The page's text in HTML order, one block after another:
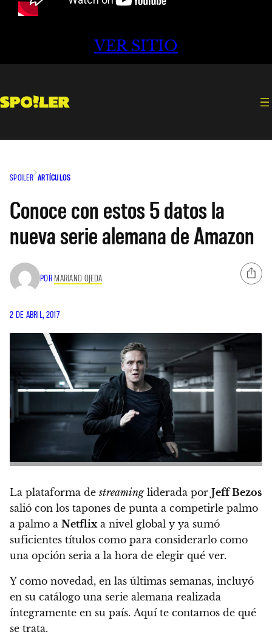
VER SITIO
SPOILER ARTÍCULOS
Conoce con estos 5 datos la
nueva serie alemana de Amazon
POR MARIANO OJEDA
2 DE ABRIL, 2017
La plataforma destreamingliderada por Jeff Bezos
salió con los tapones de punta a competirle palmo
a palmo a Netflix a nivel global y ya sumó
suficientes títulos como para considerarlo como
una opción seria a la hora de elegir qué ver.
Y como novedad, en las últimas semanas, incluyó
en su catálogo una serie alemana realizada
íntegramente en su país. Aquí te contamos de qué
se trata.